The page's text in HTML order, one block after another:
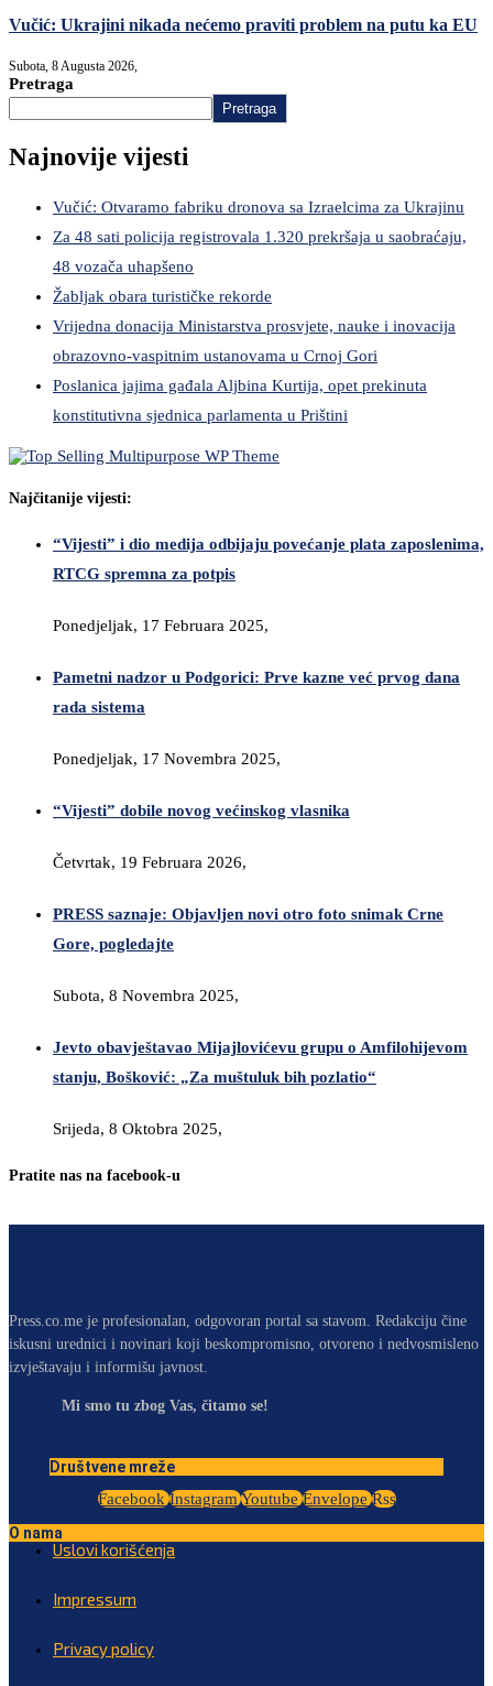
Vučić: Ukrajini nikada nećemo praviti problem na putu ka EU
Subota, 8 Augusta 2026,
Pretraga
Pretraga
Najnovije vijesti
Vučić: Otvaramo fabriku dronova sa Izraelcima za Ukrajinu
Za 48 sati policija registrovala 1.320 prekršaja u saobraćaju,
48 vozača uhapšeno
Žabljak obara turističke rekorde
Vrijedna donacija Ministarstva prosvjete, nauke i inovacija
obrazovno-vaspitnim ustanovama u Crnoj Gori
Poslanica jajima gađala Aljbina Kurtija, opet prekinuta
konstitutivna sjednica parlamenta u Prištini
Najčitanije vijesti:
“Vijesti” i dio medija odbijaju povećanje plata zaposlenima,
RTCG spremna za potpis
Ponedjeljak, 17 Februara 2025,
Pametni nadzor u Podgorici: Prve kazne već prvog dana
rada sistema
Ponedjeljak, 17 Novembra 2025,
“Vijesti” dobile novog većinskog vlasnika
Četvrtak, 19 Februara 2026,
PRESS saznaje: Objavljen novi otro foto snimak Crne
Gore, pogledajte
Subota, 8 Novembra 2025,
Jevto obavještavao Mijajlovićevu grupu o Amfilohijevom
stanju, Bošković: „Za muštuluk bih pozlatio“
Srijeda, 8 Oktobra 2025,
Pratite nas na facebook-u
Press.co.me je profesionalan, odgovoran portal sa stavom. Redakciju čine
iskusni urednici i novinari koji beskompromisno, otvoreno i nedvosmisleno
izvještavaju i informišu javnost.
Mi smo tu zbog Vas, čitamo se!
Društvene mreže
Facebook Instagram Youtube Envelope Rss
O nama
Uslovi korišćenja
Impressum
Privacy policy